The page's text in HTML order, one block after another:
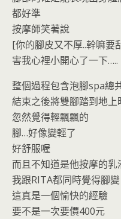
都好準
按摩師笑著說
[你的腳皮又不厚..幹嘛要
害我心裡小開心了一下…..
整個過程包含泡腳spa總
結束之後將雙腳踏到地上
忽然覺得輕飄飄的
腳…好像變輕了
好舒服喔
而且不知道是他按摩的
我跟RITA都同時覺得腳
這真是一個愉快的經驗
要不是一次要價400元